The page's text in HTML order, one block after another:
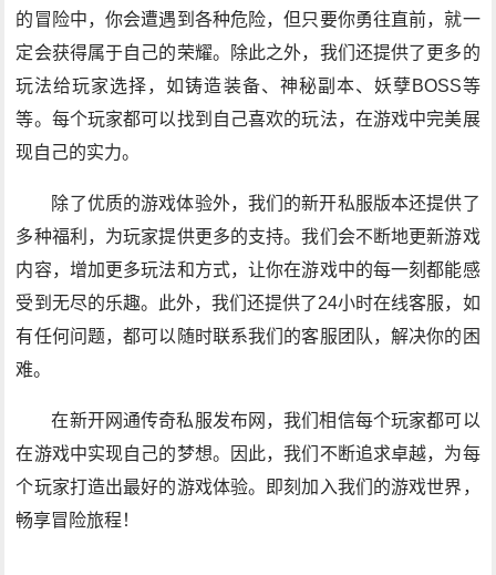
的冒险中，你会遭遇到各种危险，但只要你勇往直前，就一
定会获得属于自己的荣耀。除此之外，我们还提供了更多的
玩法给玩家选择，如铸造装备、神秘副本、妖孽BOSS等
等。每个玩家都可以找到自己喜欢的玩法，在游戏中完美展
现自己的实力。
除了优质的游戏体验外，我们的新开私服版本还提供了
多种福利，为玩家提供更多的支持。我们会不断地更新游戏
内容，增加更多玩法和方式，让你在游戏中的每一刻都能感
受到无尽的乐趣。此外，我们还提供了24小时在线客服，如
有任何问题，都可以随时联系我们的客服团队，解决你的困
难。
在新开网通传奇私服发布网，我们相信每个玩家都可以
在游戏中实现自己的梦想。因此，我们不断追求卓越，为每
个玩家打造出最好的游戏体验。即刻加入我们的游戏世界，
畅享冒险旅程！